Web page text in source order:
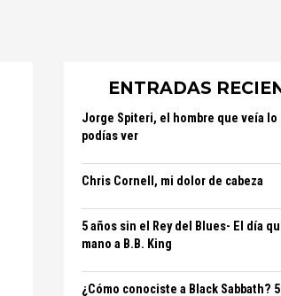
ENTRADAS
Jorge Spiteri, el hombre que veía lo
podías ver
Chris Cornell, mi dolor de cabeza
5 años sin el Rey del Blues- El día
mano a B.B. King
¿Cómo conociste a Black Sabbath?